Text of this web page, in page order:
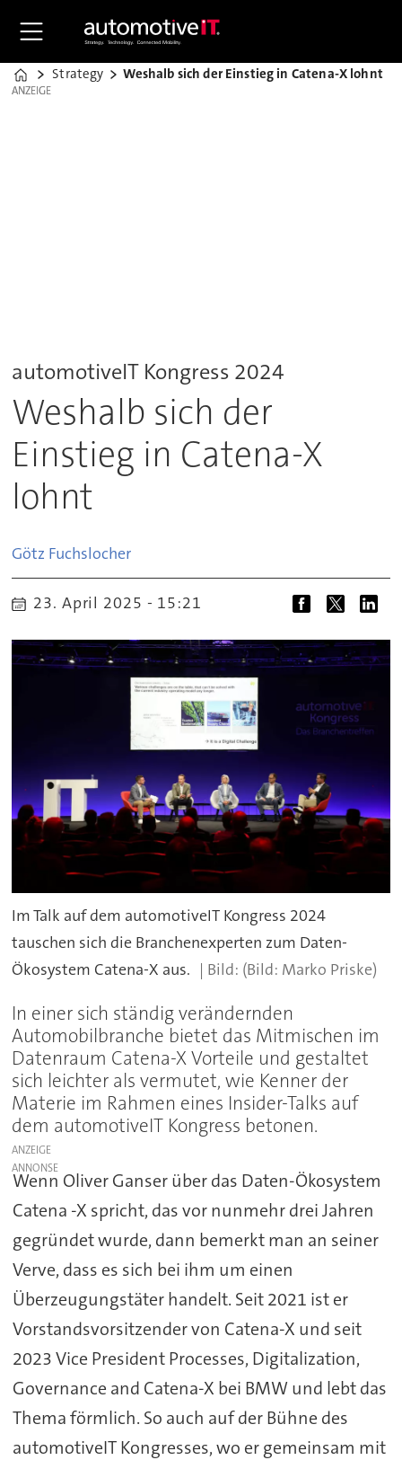
Home
Strategy Weshalb sich der Einstieg in Catena-X lohnt
ANZEIGE
ANZEIGE
automotiveIT Kongress 2024
Weshalb sich der
Einstieg in Catena-X
lohnt
Götz Fuchslocher
23. April 2025 - 15:21
Im Talk auf dem automotiveIT Kongress 2024
tauschen sich die Branchenexperten zum Daten-
Ökosystem Catena-X aus.
(Bild: Marko Priske)
In einer sich ständig verändernden
Automobilbranche bietet das Mitmischen im
Datenraum Catena-X Vorteile und gestaltet
sich leichter als vermutet, wie Kenner der
Materie im Rahmen eines Insider-Talks auf
dem automotiveIT Kongress betonen.
ANZEIGE
Wenn Oliver Ganser über das Daten-Ökosystem
Catena -X spricht, das vor nunmehr drei Jahren
gegründet wurde, dann bemerkt man an seiner
Verve, dass es sich bei ihm um einen
Überzeugungstäter handelt. Seit 2021 ist er
Vorstandsvorsitzender von Catena-X und seit
2023 Vice President Processes, Digitalization,
Governance and Catena-X bei BMW und lebt das
Thema förmlich. So auch auf der Bühne des
automotiveIT Kongresses, wo er gemeinsam mit